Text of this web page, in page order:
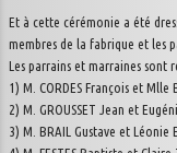
Et à cette cérémonie a été
membres de la fabrique et les
Les parrains et marraines sont
1) M. CORDES François et Mlle
2) M. GROUSSET Jean et
3) M. BRAIL Gustave et Léonie